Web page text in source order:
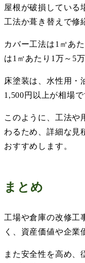
屋根が破損している
工法か葺き替えで修
カバー工法は1 ㎡あた
は1 ㎡あたり 1 万～ 5
床塗装は、水性用・
1,500円以上が相場で
このように、工法や
わるため、詳細な見
おすすめします。
まとめ
工場や倉庫の改修工
く、資産価値や企業
また安全性を高め、